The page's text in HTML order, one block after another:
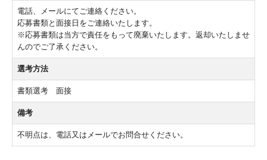
電話、メールにてご連絡ください。
応募書類と面接日をご連絡いたします。
※応募書類は当方で責任をもって廃棄いたします。返却いたしませ
んのでご了承ください。
選考方法
書類選考 面接
備考
不明点は、電話又はメールでお問合せください。